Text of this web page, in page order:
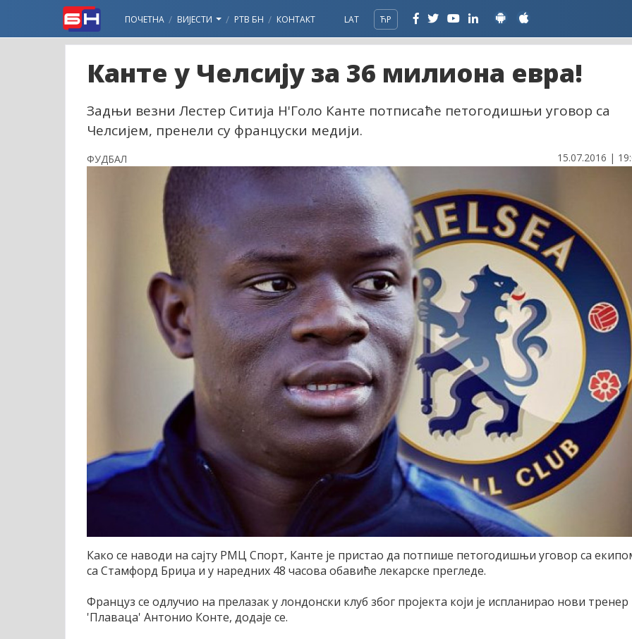
ПОЧЕТНА ВИЈЕСТИ РТВ БН КОНТАКТ LAT ЋР
Канте у Челсију за 36 милиона евра!
Задњи везни Лестер Ситија Н'Голо Канте потписаће петогодишњи уговор са
Челсијем, пренели су француски медији.
ФУДБАЛ 15.07.2016 |
Како се наводи на сајту РМЦ Спорт, Канте је пристао да потпише петогодишњи уговор са
са Стамфорд Бриџа и у наредних 48 часова обавиће лекарске прегледе.
Француз се одлучио на прелазак у лондонски клуб због пројекта који је испланирао нови тренер
'Плаваца' Антонио Конте, додаје се.